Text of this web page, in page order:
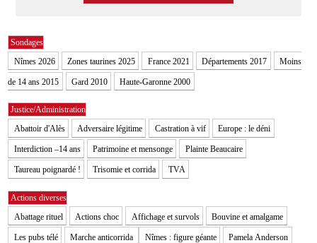
Sondages
Nîmes 2026 Zones taurines 2025 France 2021 Départements 2017 Moins
de 14 ans 2015 Gard 2010 Haute-Garonne 2000
Justice/Administration
Abattoir d'Alès Adversaire légitime Castration à vif Europe : le déni
Interdiction –14 ans Patrimoine et mensonge Plainte Beaucaire
Taureau poignardé ! Trisomie et corrida TVA
Actions diverses
Abattage rituel Actions choc Affichage et survols Bouvine et amalgame
Les pubs télé Marche anticorrida Nîmes : figure géante Pamela Anderson